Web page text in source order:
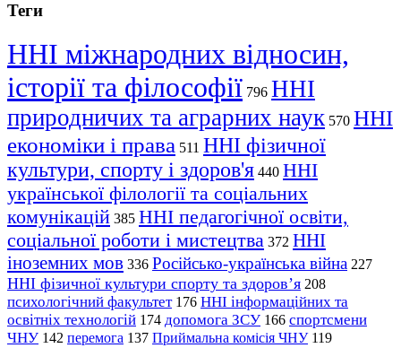
Теги
ННІ міжнародних відносин,
історії та філософії 796 ННІ
природничих та аграрних наук 570 ННІ
економіки і права 511 ННІ фізичної
культури, спорту і здоров'я 440 ННІ
української філології та соціальних
комунікацій 385 ННІ педагогічної освіти,
соціальної роботи і мистецтва 372 ННІ
іноземних мов 336 Російсько-українська війна 227
ННІ фізичної культури спорту та здоров’я 208
психологічний факультет 176 ННІ інформаційних та
освітніх технологій 174 допомога ЗСУ 166 спортсмени
ЧНУ 142 перемога 137 Приймальна комісія ЧНУ 119